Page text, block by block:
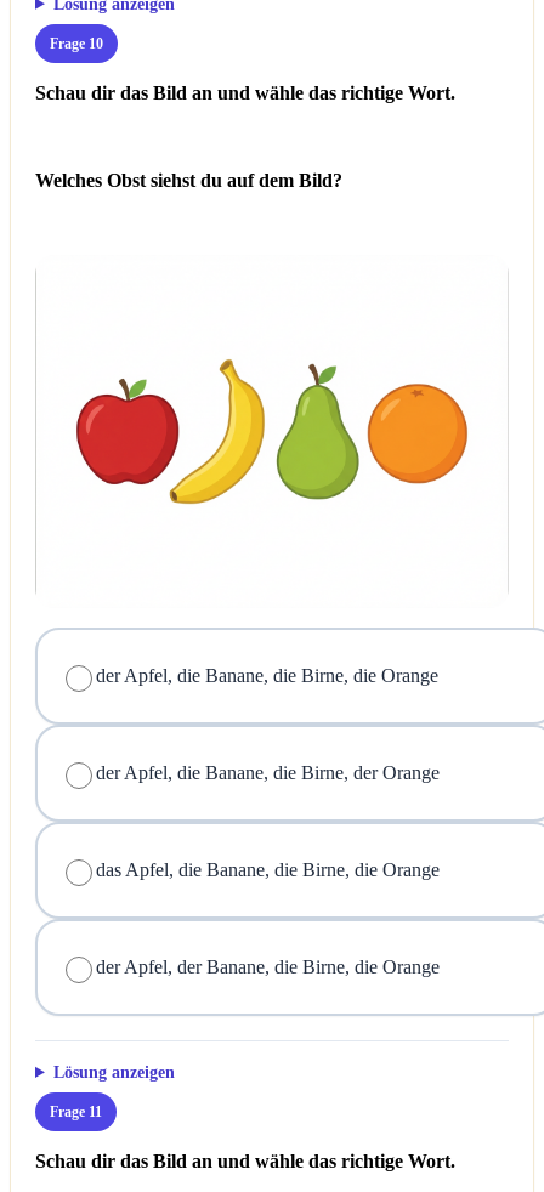
Lösung anzeigen
Frage 10
Schau dir das Bild an und wähle das richtige Wort.
Welches Obst siehst du auf dem Bild?
der Apfel, die Banane, die Birne, die Orange
der Apfel, die Banane, die Birne, der Orange
das Apfel, die Banane, die Birne, die Orange
der Apfel, der Banane, die Birne, die Orange
Lösung anzeigen
Frage 11
Schau dir das Bild an und wähle das richtige Wort.